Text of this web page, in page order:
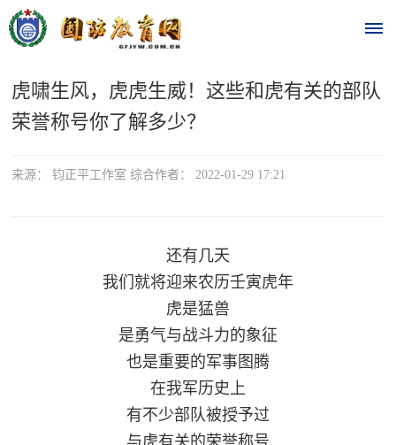
首
时
闻
时
政
要
闻
点
踪
虎啸生风，虎虎生威！这些和虎有关的部队
荣誉称号你了解多少？
来源： 钧正平工作室 综合作者： 2022-01-29 17:21
还有几天
我们就将迎来农历壬寅虎年
虎是猛兽
是勇气与战斗力的象征
也是重要的军事图腾
在我军历史上
有不少部队被授予过
与虎有关的荣誉称号